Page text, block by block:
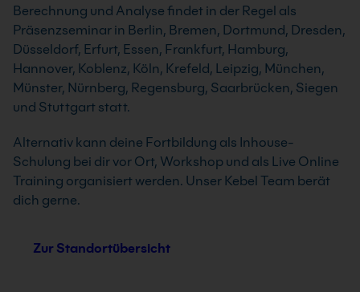
Berechnung und Analyse findet in der Regel als
Präsenzseminar in Berlin, Bremen, Dortmund, Dresden,
Düsseldorf, Erfurt, Essen, Frankfurt, Hamburg,
Hannover, Koblenz, Köln, Krefeld, Leipzig, München,
Münster, Nürnberg, Regensburg, Saarbrücken, Siegen
und Stuttgart statt.
Alternativ kann deine Fortbildung als Inhouse-
Schulung bei dir vor Ort, Workshop und als Live Online
Training organisiert werden. Unser Kebel Team berät
dich gerne.
Zur Standortübersicht